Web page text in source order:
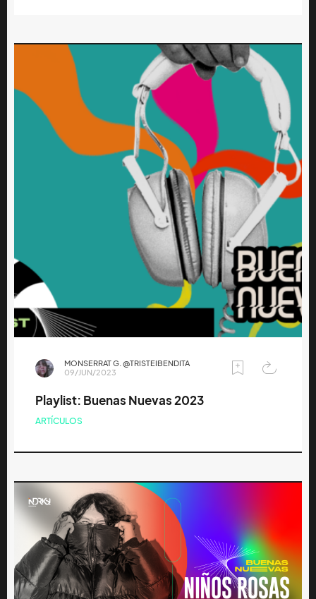
MONSERRAT G. @TRISTEIBENDITA
09/JUN/2023
Playlist: Buenas Nuevas 2023
ARTÍCULOS